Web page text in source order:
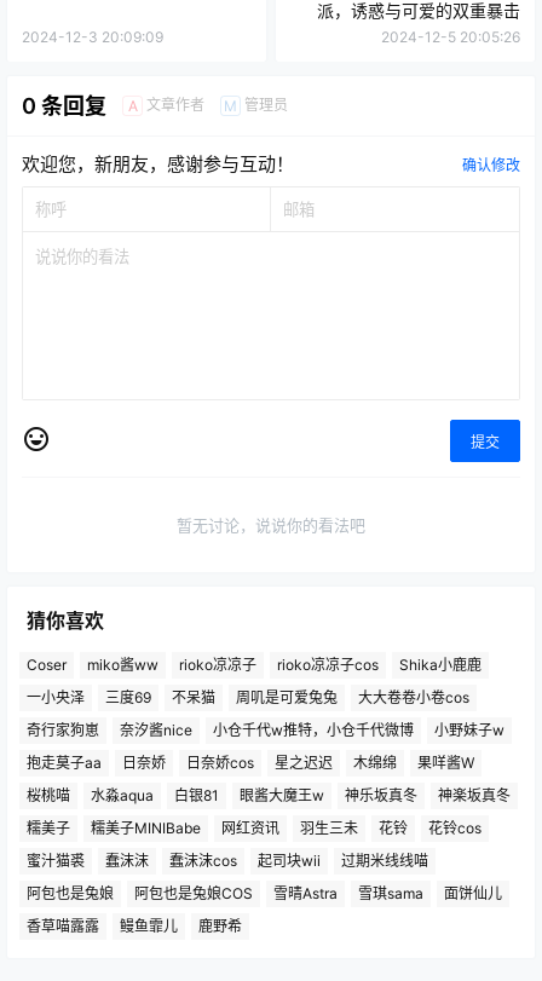
2024-12-3 20:09:09
派，诱惑与可爱的双重暴击
2024-12-5 20:05:26
0 条回复 A 文章作者 M 管理员
欢迎您，新朋友，感谢参与互动！ 确认修改
提交
暂无讨论，说说你的看法吧
猜你喜欢
Coser miko酱ww rioko凉凉子 rioko凉凉子cos
Shika小鹿鹿
一小央泽
三度69 不呆猫 周叽是可爱兔兔
大大卷卷小卷cos
奇行家狗崽
奈汐酱nice 小仓千代w推特，小仓千代微博
小野妹子w
抱走莫子aa
日奈娇 日奈娇cos 星之迟迟 木绵绵
果咩酱W
桜桃喵
水淼aqua 白银81 眼酱大魔王w 神乐坂真冬
神楽坂真冬
糯美子
糯美子MINIBabe 网红资讯 羽生三未 花铃
花铃cos
蜜汁猫裘
蠢沫沫 蠢沫沫cos 起司块wii
过期米线线喵
阿包也是兔娘
阿包也是兔娘COS 雪晴Astra 雪琪sama
面饼仙儿
香草喵露露
鳗鱼霏儿 鹿野希